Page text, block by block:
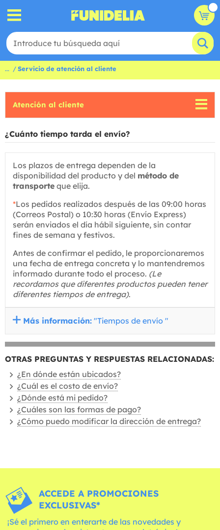
... Servicio de atención al cliente
Atención al cliente
¿Cuánto tiempo tarda el envío?
Los plazos de entrega dependen de la
disponibilidad del producto y del método de
transporte que elija.
*Los pedidos realizados después de las 09:00 horas
(Correos Postal) o 10:30 horas (Envío Express)
serán enviados el día hábil siguiente, sin contar
fines de semana y festivos.
Antes de confirmar el pedido, le proporcionaremos
una fecha de entrega concreta y lo mantendremos
informado durante todo el proceso. (Le
recordamos que diferentes productos pueden tener
diferentes tiempos de entrega).
Más información: "Tiempos de envío "
OTRAS PREGUNTAS Y RESPUESTAS RELACIONADAS:
¿En dónde están ubicados?
¿Cuál es el costo de envío?
¿Dónde está mi pedido?
¿Cuáles son las formas de pago?
¿Cómo puedo modificar la dirección de entrega?
ACCEDE A PROMOCIONES
EXCLUSIVAS*
¡Sé el primero en enterarte de las novedades y